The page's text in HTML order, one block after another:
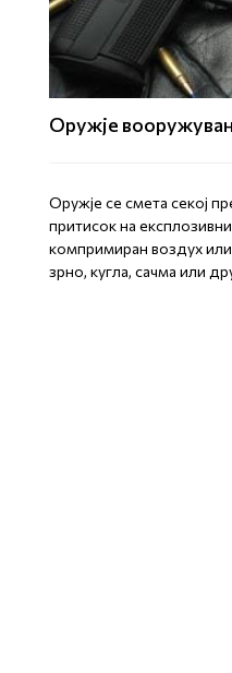
Оружје
Оружје се смета секој
притисок на
компримиран воздух
зрно, кугла, сачма или